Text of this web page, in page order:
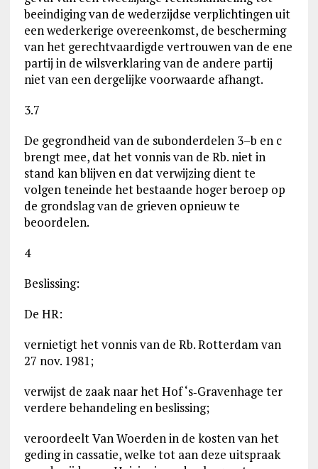
beeindiging van de wederzijdse verplichtingen uit
een wederkerige overeenkomst, de bescherming
van het gerechtvaardigde vertrouwen van de ene
partij in de wilsverklaring van de andere partij
niet van een dergelijke voorwaarde afhangt.
3.7
De gegrondheid van de subonderdelen 3–b en c
brengt mee, dat het vonnis van de Rb. niet in
stand kan blijven en dat verwijzing dient te
volgen teneinde het bestaande hoger beroep op
de grondslag van de grieven opnieuw te
beoordelen.
4
Beslissing:
De HR:
vernietigt het vonnis van de Rb. Rotterdam van
27 nov. 1981;
verwijst de zaak naar het Hof ‘s‑Gravenhage ter
verdere behandeling en beslissing;
veroordeelt Van Woerden in de kosten van het
geding in cassatie, welke tot aan deze uitspraak